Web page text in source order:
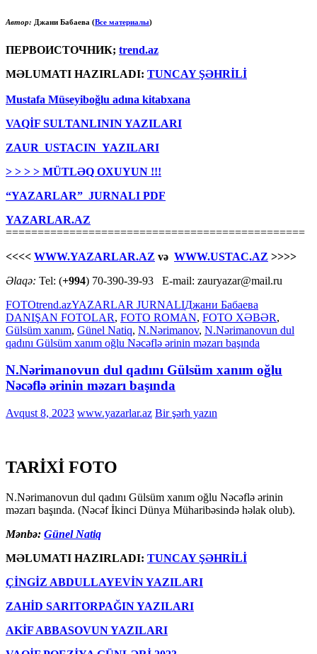
Автор: Джани Бабаева (Все материалы)
ПЕРВОИСТОЧНИК; trend.az
MƏLUMATI HAZIRLADI: TUNCAY ŞƏHRİLİ
Mustafa Müseyiboğlu adına kitabxana
VAQİF SULTANLININ YAZILARI
ZAUR USTACIN YAZILARI
> > > > MÜTLƏQ OXUYUN !!!
“YAZARLAR” JURNALI PDF
YAZARLAR.AZ
===============================================
<<<< WWW.YAZARLAR.AZ və WWW.USTAC.AZ >>>>
Əlaqə: Tel: (+994) 70-390-39-93 E-mail: zauryazar@mail.ru
FOTOtrend.azYAZARLAR JURNALIДжани Бабаева
DANIŞAN FOTOLAR, FOTO ROMAN, FOTO XƏBƏR,
Gülsüm xanım, Günel Natiq, N.Nərimanov, N.Nərimanovun dul
qadını Gülsüm xanım oğlu Nəcəflə ərinin məzarı başında
N.Nərimanovun dul qadını Gülsüm xanım oğlu
Nəcəflə ərinin məzarı başında
Avqust 8, 2023 www.yazarlar.az Bir şərh yazın
TARİXİ FOTO
N.Nərimanovun dul qadını Gülsüm xanım oğlu Nəcəflə ərinin
məzarı başında. (Nəcəf İkinci Dünya Müharibəsində həlak olub).
Mənbə: Günel Natiq
MƏLUMATI HAZIRLADI: TUNCAY ŞƏHRİLİ
ÇİNGİZ ABDULLAYEVİN YAZILARI
ZAHİD SARITORPAĞIN YAZILARI
AKİF ABBASOVUN YAZILARI